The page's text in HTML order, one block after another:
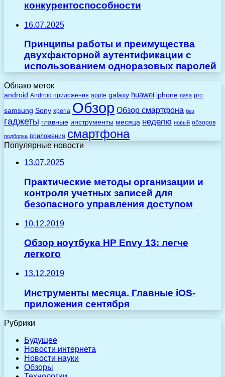
конкурентоспособности
16.07.2025
Принципы работы и преимущества
двухфакторной аутентификации с
использованием одноразовых паролей
Облако меток
android Android приложения apple galaxy huawei iphone nasa pro
samsung Sony xperia Обзор Обзор смартфона без
гаджеты главные инструменты месяца неделю новый обзоров
подборка приложения смартфона
Популярные новости
13.07.2025
Практические методы организации и
контроля учетных записей для
безопасного управления доступом
10.12.2019
Обзор ноутбука HP Envy 13: легче
легкого
13.12.2019
Инструменты месяца. Главные iOS-
приложения сентября
Рубрики
Будущее
Новости интернета
Новости науки
Обзоры